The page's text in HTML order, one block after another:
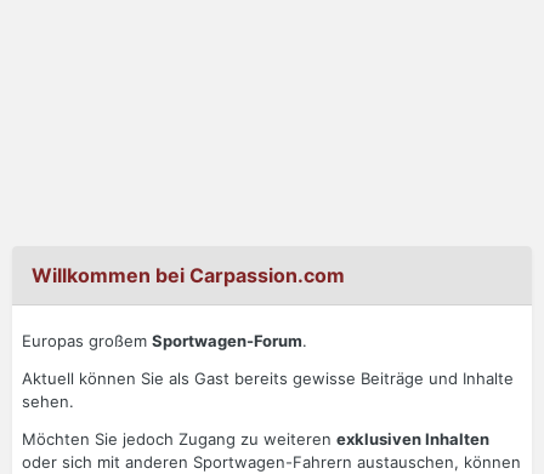
Willkommen bei Carpassion.com
Europas großem Sportwagen-Forum.
Aktuell können Sie als Gast bereits gewisse Beiträge und Inhalte
sehen.
Möchten Sie jedoch Zugang zu weiteren exklusiven Inhalten
oder sich mit anderen Sportwagen-Fahrern austauschen, können